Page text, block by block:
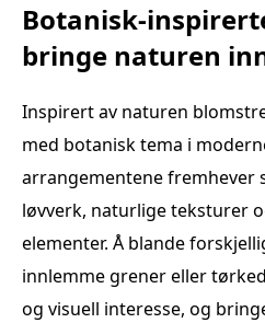
Botanisk-
bringe naturen
Inspirert av naturen
med botanisk tema i
arrangementene fremhever
løvverk, naturlige teksturer
elementer. Å blande
innlemme grener eller
og visuell interesse, og